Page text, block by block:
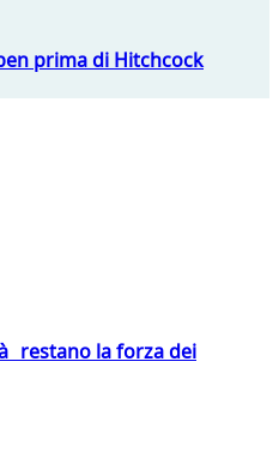
prima di Hitchcock
restano la forza dei